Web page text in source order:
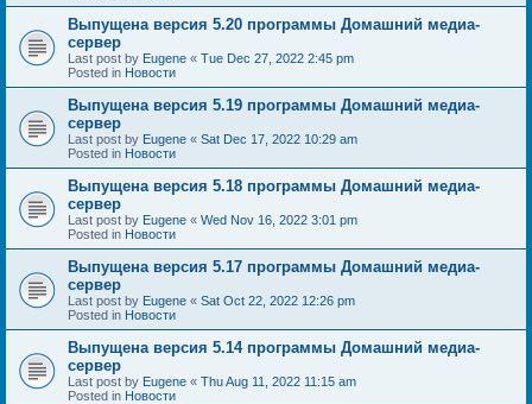
Выпущена версия 5.20 программы Домашний медиа-
сервер
Last post by Eugene « Tue Dec 27, 2022 2:45 pm
Posted in Новости
Выпущена версия 5.19 программы Домашний медиа-
сервер
Last post by Eugene « Sat Dec 17, 2022 10:29 am
Posted in Новости
Выпущена версия 5.18 программы Домашний медиа-
сервер
Last post by Eugene « Wed Nov 16, 2022 3:01 pm
Posted in Новости
Выпущена версия 5.17 программы Домашний медиа-
сервер
Last post by Eugene « Sat Oct 22, 2022 12:26 pm
Posted in Новости
Выпущена версия 5.14 программы Домашний медиа-
сервер
Last post by Eugene « Thu Aug 11, 2022 11:15 am
Posted in Новости